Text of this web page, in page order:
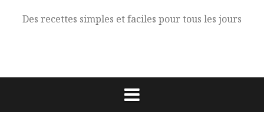
Des recettes simples et faciles pour tous les jours